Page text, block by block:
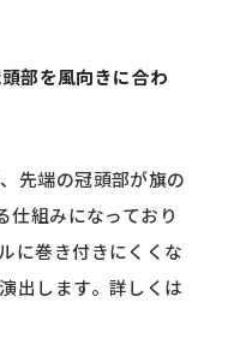
部を風向きに合わ
先端の冠頭部が旗の
仕組みになっており
に巻き付きにくくな
出します。詳しくは